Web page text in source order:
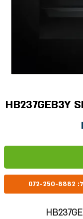
מבצע